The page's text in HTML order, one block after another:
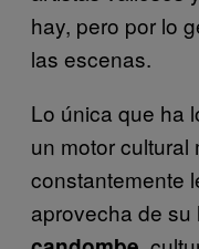
hay, pero por lo
las escenas.
Lo única que ha
un motor cultural
constantemente
aprovecha de su